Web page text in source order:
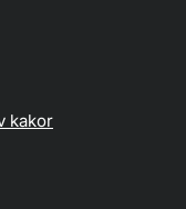
kakor